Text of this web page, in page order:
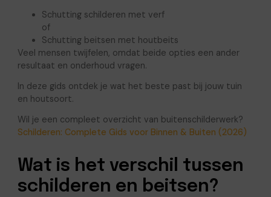
Schutting schilderen met verf
of
Schutting beitsen met houtbeits
Veel mensen twijfelen, omdat beide opties een ander
resultaat en onderhoud vragen.
In deze gids ontdek je wat het beste past bij jouw tuin
en houtsoort.
Wil je een compleet overzicht van buitenschilderwerk?
Schilderen: Complete Gids voor Binnen & Buiten (2026)
Wat is het verschil tussen
schilderen en beitsen?